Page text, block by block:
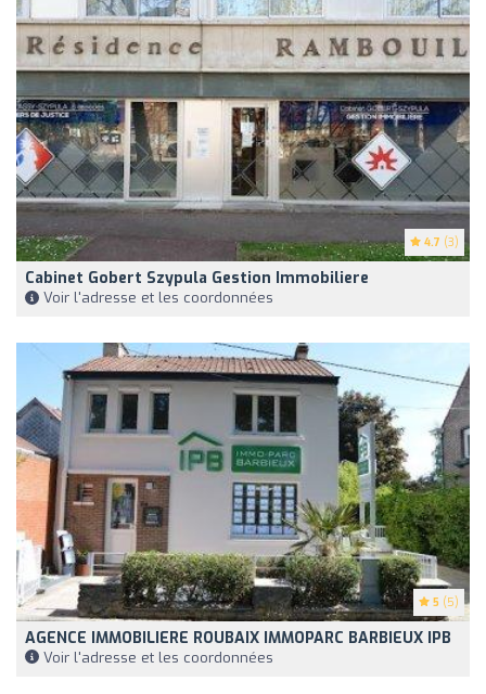
4.7 (3)
Cabinet Gobert Szypula Gestion Immobiliere
Voir l'adresse et les coordonnées
5 (5)
AGENCE IMMOBILIERE ROUBAIX IMMOPARC BARBIEUX IPB
Voir l'adresse et les coordonnées